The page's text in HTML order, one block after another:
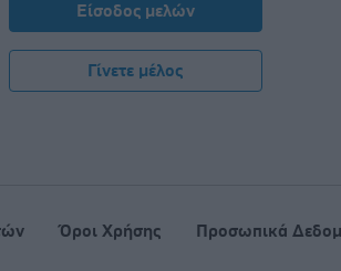
Είσοδος μελών
Γίνετε μέλος
Όροι Χρήσης Προσωπικά